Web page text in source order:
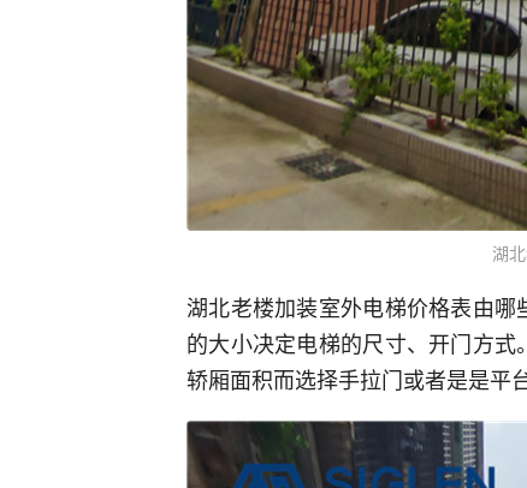
湖
湖北老楼加装室外电梯价格表由
的大小决定电梯的尺寸、开门方
轿厢面积而选择手拉门或者是是平